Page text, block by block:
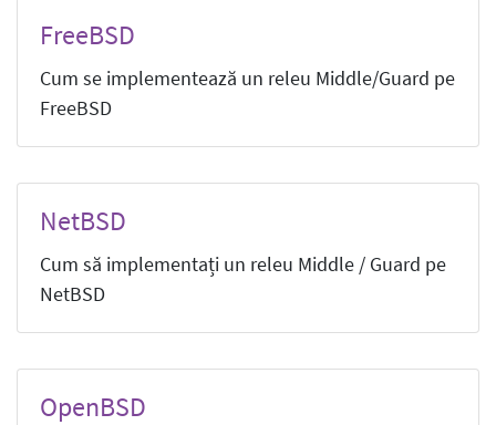
FreeBSD
Cum se implementează un releu Middle/Guard pe
FreeBSD
NetBSD
Cum să implementați un releu Middle / Guard pe
NetBSD
OpenBSD